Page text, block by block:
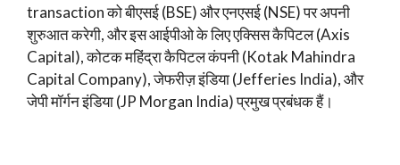
transaction को बीएसई (BSE) और एनएसई (NSE) पर अपनी
शुरुआत करेगी, और इस आईपीओ के लिए एक्सिस कैपिटल (Axis
Capital), कोटक महिंद्रा कैपिटल कंपनी (Kotak Mahindra
Capital Company), जेफरीज़ इंडिया (Jefferies India), और
जेपी मॉर्गन इंडिया (JP Morgan India) प्रमुख प्रबंधक हैं।